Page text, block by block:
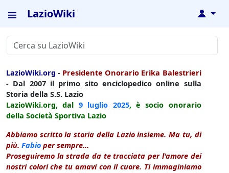
LazioWiki ↓
LazioWiki.org - Presidente Onorario Erika Balestrieri
- Dal 2007 il primo sito enciclopedico online sulla
Storia della S.S. Lazio
LazioWiki.org, dal 9 luglio 2025, è socio onorario
della Società Sportiva Lazio
Abbiamo scritto la storia della Lazio insieme. Ma tu, di
più. Fabio per sempre...
Proseguiremo la strada da te tracciata per l'amore dei
nostri colori che tu amavi con il cuore. Ti immaginiamo